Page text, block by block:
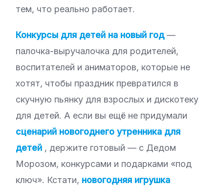
тем, что реально работает.
Конкурсы для детей на новый год—
палочка-выручалочка для родителей,
воспитателей и аниматоров, которые не
хотят, чтобы праздник превратился в
скучную пьянку для взрослых и дискотеку
для детей. А если вы ещё не придумали
сценарий новогоднего утренника для
детей , держите готовый — с Дедом
Морозом, конкурсами и подарками «под
ключ». Кстати, новогодняя игрушка